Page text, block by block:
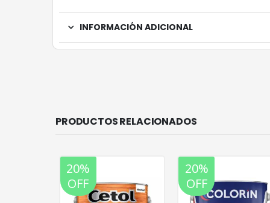
INFORMACIÓN ADICIONAL
PRODUCTOS RELACIONADOS
20%
OFF
20%
OFF